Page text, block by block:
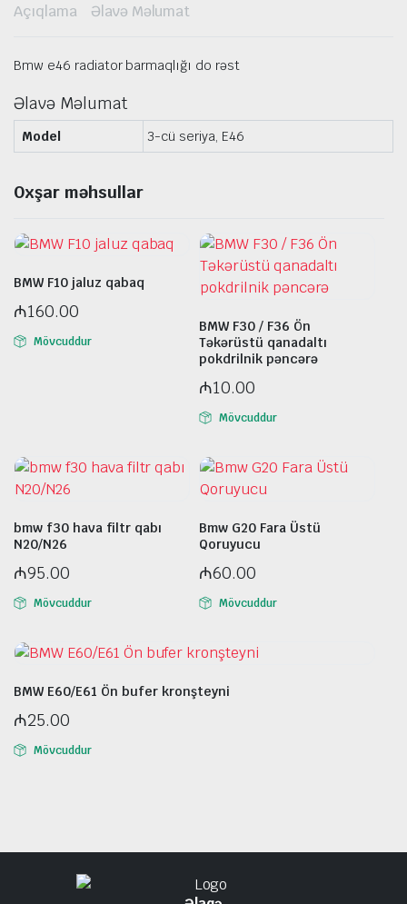
Açıqlama Əlavə Məlumat
Bmw e46 radiator barmaqlığı do rəst
Əlavə Məlumat
Model 3-cü seriya, E46
Oxşar məhsullar
BMW F10 jaluz qabaq
₼160.00
Mövcuddur
BMW F30 / F36 Ön
Təkərüstü qanadaltı
pokdrilnik pəncərə
₼10.00
Mövcuddur
bmw f30 hava filtr qabı
N20/N26
₼95.00
Mövcuddur
Bmw G20 Fara Üstü
Qoruyucu
₼60.00
Mövcuddur
BMW E60/E61 Ön bufer kronşteyni
₼25.00
Mövcuddur